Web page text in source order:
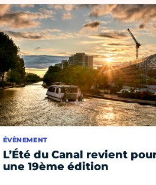
ÉVÈNEMENT
L’Été du Canal revient
une 19ème édition